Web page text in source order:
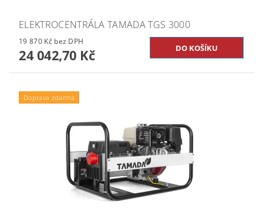
ELEKTROCENTRÁLA TAMADA TGS 3000
19 870 Kč bez DPH
24 042,70 Kč
Doprava zdarma